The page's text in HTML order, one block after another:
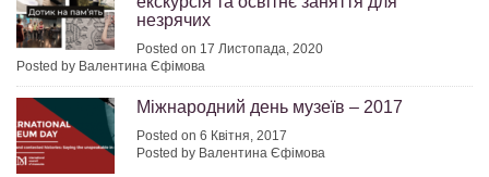
незрячих
Posted on 17 Листопада, 2020
Posted by Валентина Єфімова
Міжнародний день музеїв – 2017
Posted on 6 Квітня, 2017
Posted by Валентина Єфімова